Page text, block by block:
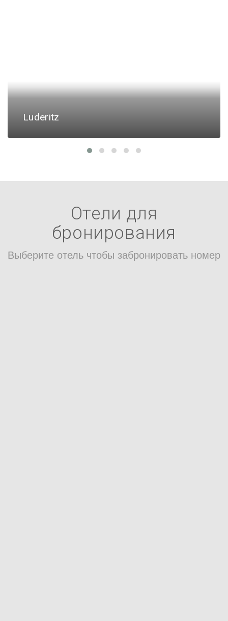
Luderitz
Отели для
бронирования
Выберите отель чтобы забронировать номер